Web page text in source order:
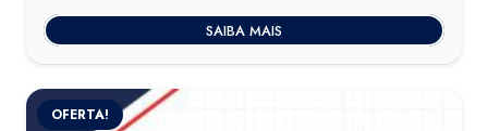
era:
R$450,00.
é:
R$410,00.
SAIBA MAIS
OFERTA!